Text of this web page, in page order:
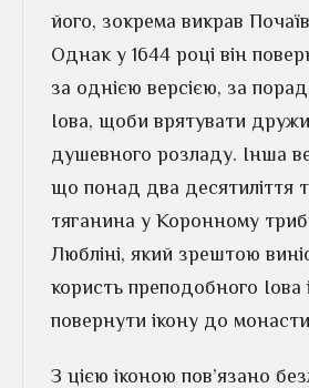
його, зокрема викрав
Однак у 1644 році він
за однією версією, за
Іова, щоби врятувати
душевного розладу. Інша
що понад два десятиліття
тяганина у Коронному
Любліні, який зрештою
користь преподобного Іова
повернути ікону до
З цією іконою пов’язано